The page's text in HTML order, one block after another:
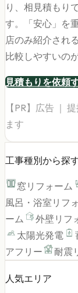
り、相見積もり
す。「安心」を
店のみ紹介され
比較しやすいの
見積もりを依頼
【PR】広告 ｜
ます
工事種別から探
窓リフォーム
風呂・浴室リフ
ーム
外壁リフ
太陽光発電
アフリー
耐震
人気エリア